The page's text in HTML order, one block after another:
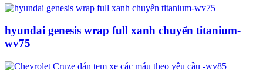
hyundai genesis wrap full xanh chuyển titanium-
wv75